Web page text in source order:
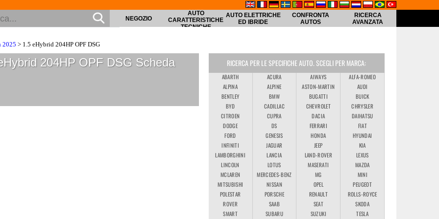
NEGOZIO
AUTO
CARATTERISTICHE
TECNICHE
AUTO ELETTRICHE
ED IBRIDE
CONFRONTA
AUTOS
RICERCA
AVANZATA
2025 > 1.5 eHybrid 204HP OPF DSG
204HP OPF DSG Scheda
RICERCA PER LE SPECIFICHE AUTO. SCEGLI PER MARCA:
ABARTH ACURA AIWAYS
ALFA-ROMEO
ALPINA
ALPINE ASTON-MARTIN
AUDI
BENTLEY
BMW BUGATTI
BUICK
BYD
CADILLAC CHEVROLET
CHRYSLER
CITROEN
CUPRA DACIA
DAIHATSU
DODGE
DS FERRARI
FIAT
FORD
GENESIS HONDA
HYUNDAI
INFINITI
JAGUAR JEEP
KIA
LAMBORGHINI
LANCIA LAND-ROVER
LEXUS
LINCOLN
LOTUS MASERATI
MAZDA
MCLAREN
MERCEDES-BENZ MG
MINI
MITSUBISHI
NISSAN OPEL
PEUGEOT
POLESTAR
PORSCHE RENAULT
ROLLS-ROYCE
ROVER
SAAB SEAT
SKODA
SMART
SUBARU SUZUKI
TESLA